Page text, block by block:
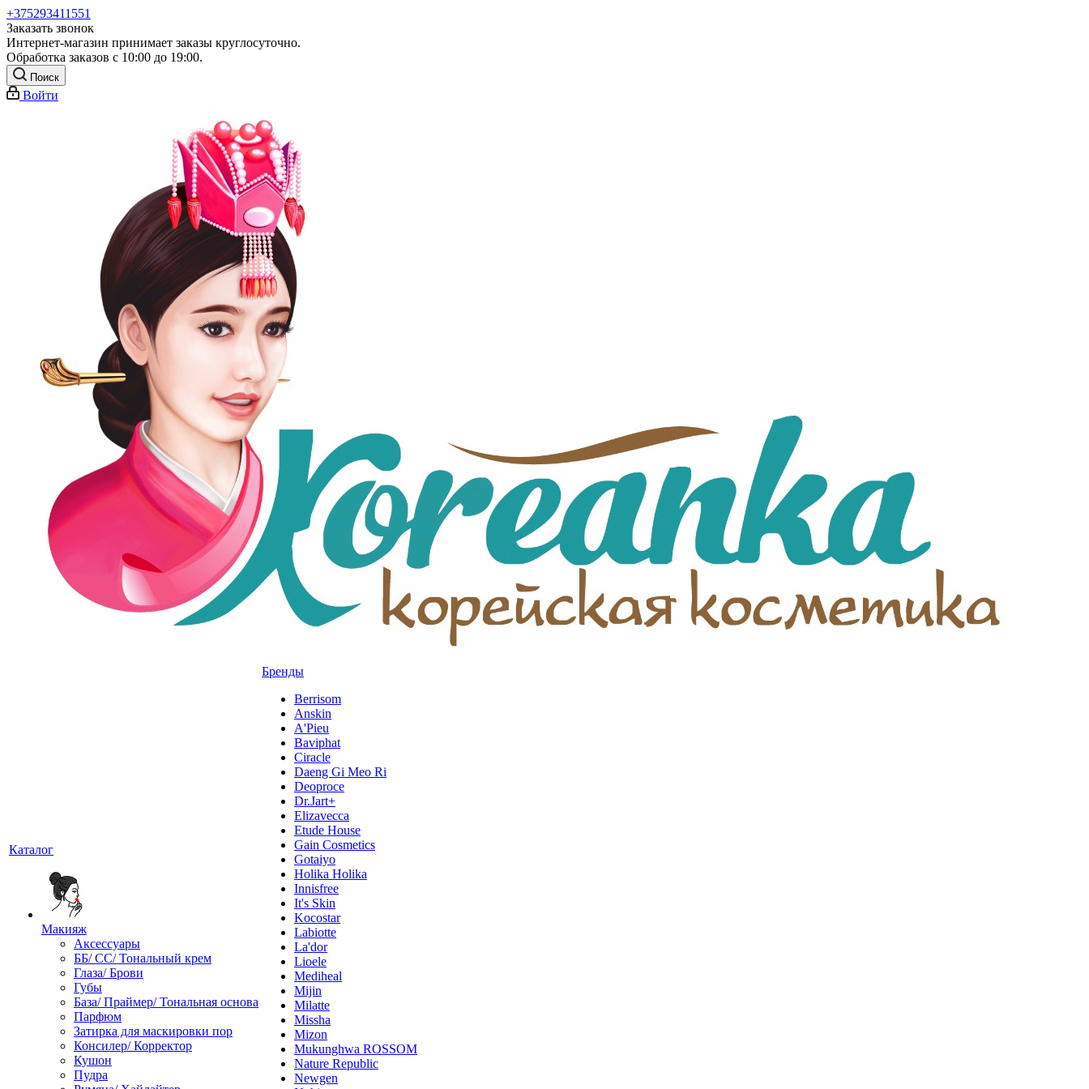
+375293411551
Заказать звонок
Интернет-магазин принимает заказы круглосуточно.
Обработка заказов с 10:00 до 19:00.
Поиск
Войти
Каталог
Макияж
Аксессуары
ББ/ СС/ Тональный крем
Глаза/ Брови
Губы
База/ Праймер/ Тональная основа
Парфюм
Затирка для маскировки пор
Консилер/ Корректор
Кушон
Пудра
Бренды
Berrisom
Anskin
A'Pieu
Baviphat
Ciracle
Daeng Gi Meo Ri
Deoproce
Dr.Jart+
Elizavecca
Etude House
Gain Cosmetics
Gotaiyo
Holika Holika
Innisfree
It's Skin
Kocostar
Labiotte
La'dor
Lioele
Mediheal
Mijin
Milatte
Missha
Mizon
Mukunghwa ROSSOM
Nature Republic
Newgen